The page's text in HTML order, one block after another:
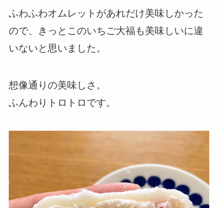
ふわふわオムレットがあれだけ美味しかった
ので、きっとこのいちご大福も美味しいに違
いないと思いました。
想像通りの美味しさ。
ふんわりトロトロです。